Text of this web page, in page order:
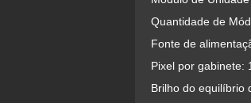
Quantidade de
Fonte de
Pixel por gabinete:
Brilho do equilíbrio